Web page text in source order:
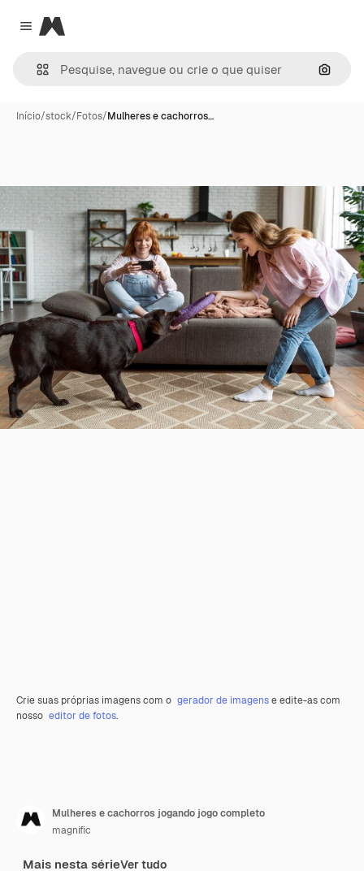
Close menu
Magnific
Início/stock/Fotos/Mulheres e cachorros…
Crie suas próprias imagens com o gerador de imagense edite-as com
nosso editor de fotos.
Mulheres e cachorros jogando jogo completo
magnific
Mais nesta sérieVer tudo